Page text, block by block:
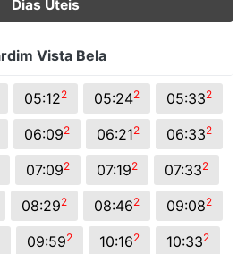
Dias Úteis
Vista Bela
05:122 05:242 05:332
06:092 06:212 06:332
07:092 07:192 07:332
08:292 08:462 09:082
09:592 10:162 10:332